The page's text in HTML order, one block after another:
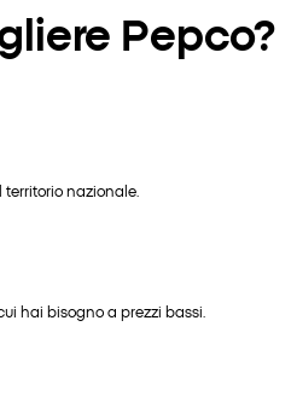
Pepco?
nazionale.
hai bisogno a prezzi bassi.